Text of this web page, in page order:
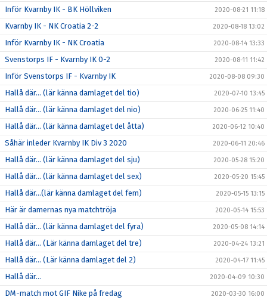
Inför Kvarnby IK - BK Höllviken 2020-08-21 11:18
Kvarnby IK - NK Croatia 2-2 2020-08-18 13:02
Inför Kvarnby IK - NK Croatia 2020-08-14 13:33
Svenstorps IF - Kvarnby IK 0-2 2020-08-11 11:42
Inför Svenstorps IF - Kvarnby IK 2020-08-08 09:30
Hallå där… (lär känna damlaget del tio) 2020-07-10 13:45
Hallå där… (lär känna damlaget del nio) 2020-06-25 11:40
Hallå där… (lär känna damlaget del åtta) 2020-06-12 10:40
Såhär inleder Kvarnby IK Div 3 2020 2020-06-11 20:46
Hallå där… (lär känna damlaget del sju) 2020-05-28 15:20
Hallå där… (lär känna damlaget del sex) 2020-05-20 15:45
Hallå där…(lär känna damlaget del fem) 2020-05-15 13:15
Här är damernas nya matchtröja 2020-05-14 15:53
Hallå där… (lär känna damlaget del fyra) 2020-05-08 14:14
Hallå där… (Lär känna damlaget del tre) 2020-04-24 13:21
Hallå där… (Lär känna damlaget del 2) 2020-04-17 11:45
Hallå där… 2020-04-09 10:30
DM-match mot GIF Nike på fredag 2020-03-30 16:00